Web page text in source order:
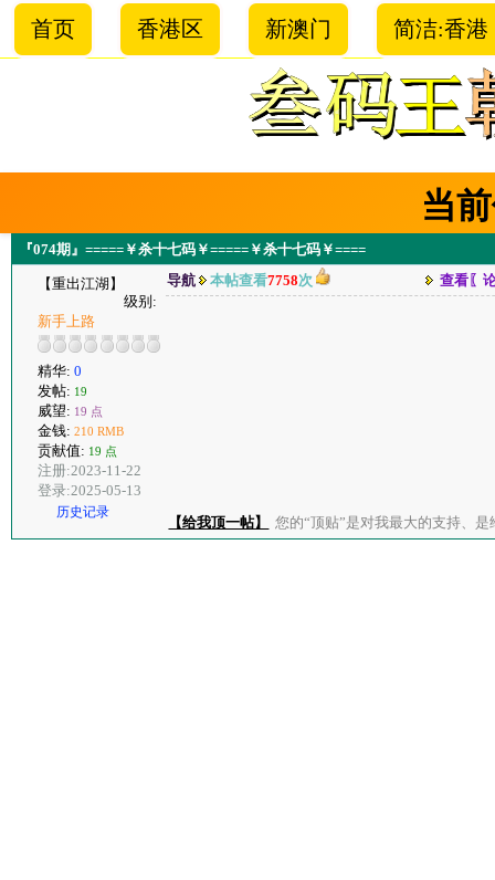
首页 香港区 新澳门 简洁:香港
当
『074期』=====￥杀十七码￥=====￥杀十七码￥====
【重出江湖】
级别:
新手上路
精华: 0
发帖: 19
威望: 19 点
金钱: 210 RMB
贡献值: 19 点
注册:2023-11-22
登录:2025-05-13
历史记录
导航 本帖查看7758次 查看〖
【给我顶一帖】 您的“顶贴”是对我最大的支持、